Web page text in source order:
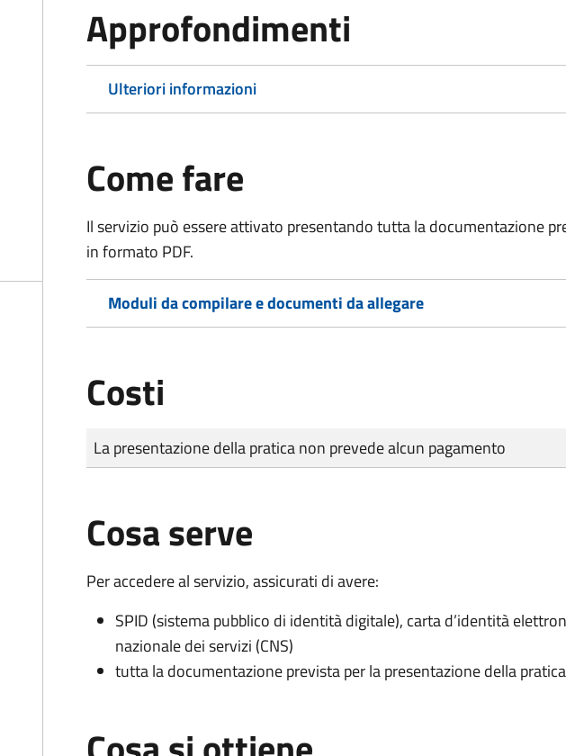
Approfondimenti
Ulteriori informazioni
Come fare
Il servizio può essere attivato presentando tutta la documentazione
in formato PDF.
Moduli da compilare e documenti da allegare
Costi
Tipo di pagamento
Importo
La presentazione della pratica non prevede alcun pagamento
Cosa serve
Per accedere al servizio, assicurati di avere:
SPID (sistema pubblico di identità digitale), carta d’identità
nazionale dei servizi (CNS)
tutta la documentazione prevista per la presentazione della